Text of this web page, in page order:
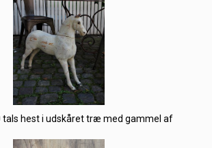
tals hest i udskåret træ med gammel af